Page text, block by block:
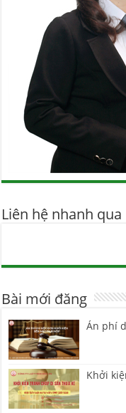
Liên hệ nhanh qua
Bài mới đăng
Án phí
Khởi